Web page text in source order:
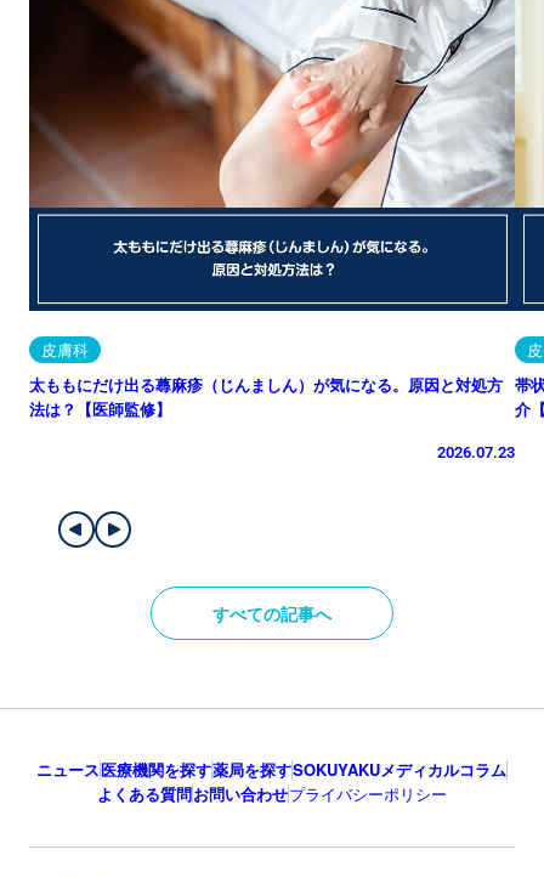
皮膚科
太ももにだけ出る蕁麻疹（じんましん）が気になる。原因と対処方
法は？【医師監修】
2026.07.23
帯
介
すべての記事へ
ニュース医療機関を探す薬局を探すSOKUYAKUメディカルコラム
よくある質問お問い合わせプライバシーポリシー